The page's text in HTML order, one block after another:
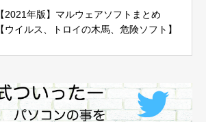
【2021年版】マルウェアソフトまとめ
【ウイルス、トロイの木馬、危険ソフト】